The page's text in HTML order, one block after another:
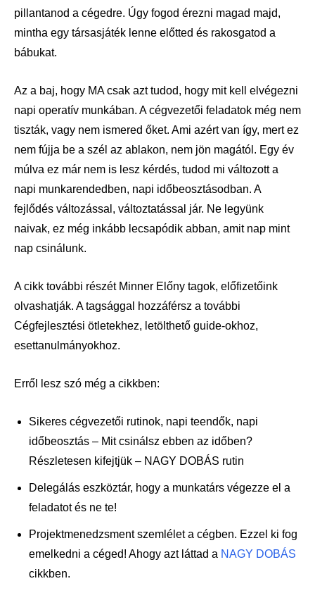
pillantanod a cégedre. Úgy fogod érezni magad majd,
mintha egy társasjáték lenne előtted és rakosgatod a
bábukat.
Az a baj, hogy MA csak azt tudod, hogy mit kell elvégezni
napi operatív munkában. A cégvezetői feladatok még nem
tiszták, vagy nem ismered őket. Ami azért van így, mert ez
nem fújja be a szél az ablakon, nem jön magától. Egy év
múlva ez már nem is lesz kérdés, tudod mi változott a
napi munkarendedben, napi időbeosztásodban. A
fejlődés változással, változtatással jár. Ne legyünk
naivak, ez még inkább lecsapódik abban, amit nap mint
nap csinálunk.
A cikk további részét Minner Előny tagok, előfizetőink
olvashatják. A tagsággal hozzáférsz a további
Cégfejlesztési ötletekhez, letölthető guide-okhoz,
esettanulmányokhoz.
Erről lesz szó még a cikkben:
Sikeres cégvezetői rutinok, napi teendők, napi
időbeosztás – Mit csinálsz ebben az időben?
Részletesen kifejtjük – NAGY DOBÁS rutin
Delegálás eszköztár, hogy a munkatárs végezze el a
feladatot és ne te!
Projektmenedzsment szemlélet a cégben. Ezzel ki fog
emelkedni a céged! Ahogy azt láttad a NAGY DOBÁS
cikkben.